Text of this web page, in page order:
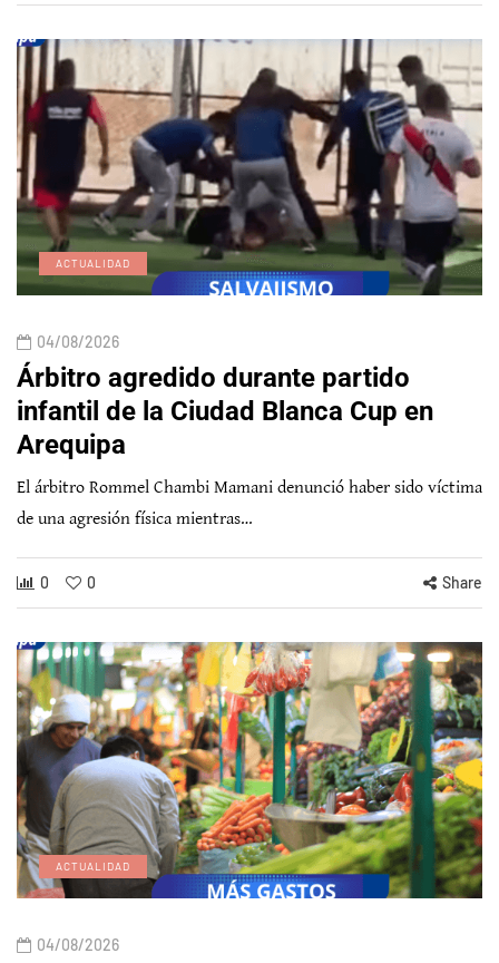
ACTUALIDAD
04/08/2026
Árbitro agredido durante partido
infantil de la Ciudad Blanca Cup en
Arequipa
El árbitro Rommel Chambi Mamani denunció haber sido víctima
de una agresión física mientras…
0 0 Share
ACTUALIDAD
04/08/2026